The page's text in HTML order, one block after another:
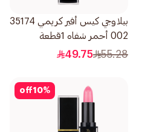
بيلاوجي كيس أفير كريمي 35174
002 أحمر شفاه 1قطعة
55.28
49.75
10%
off